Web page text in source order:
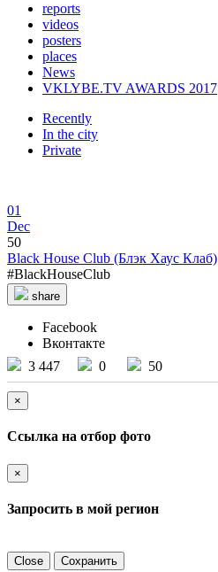
reports
videos
posters
places
News
VKLYBE.TV AWARDS 2017
Recently
In the city
Private
01
Dec
50
Black House Club (Блэк Хаус Клаб)
#BlackHouseClub
share
Facebook
Вконтакте
3 447
0 50
×
Ссылка на отбор фото
×
Запросить в мой регион
Close Сохранить